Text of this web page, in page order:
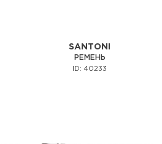
SANTONI
РЕМЕНЬ
ID: 40233